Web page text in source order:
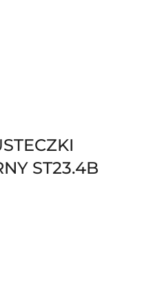
ST23.4B